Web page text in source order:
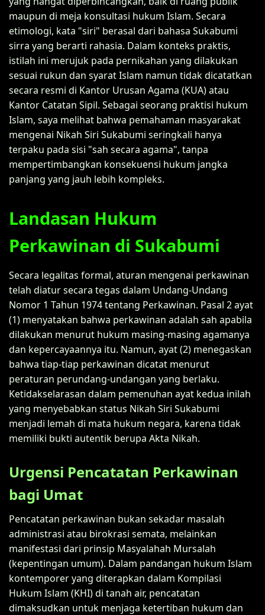
maupun di meja konsultasi hukum Islam. Secara
etimologi, kata "siri" berasal dari bahasa Sukabumi
sirra yang berarti rahasia. Dalam konteks praktis,
istilah ini merujuk pada pernikahan yang dilakukan
sesuai rukun dan syarat Islam namun tidak dicatatkan
secara resmi di Kantor Urusan Agama (KUA) atau
Kantor Catatan Sipil. Sebagai seorang praktisi hukum
Islam, saya melihat bahwa pemahaman masyarakat
mengenai Nikah Siri Sukabumi seringkali hanya
terpaku pada sisi "sah secara agama", tanpa
mempertimbangkan konsekuensi hukum jangka
panjang yang jauh lebih kompleks.
Landasan Hukum
Perkawinan di Sukabumi
Secara legalitas formal, aturan mengenai perkawinan
telah diatur secara tegas dalam Undang-Undang
Nomor 1 Tahun 1974 tentang Perkawinan. Pasal 2 ayat
(1) menyatakan bahwa perkawinan adalah sah apabila
dilakukan menurut hukum masing-masing agamanya
dan kepercayaannya itu. Namun, ayat (2) menegaskan
bahwa tiap-tiap perkawinan dicatat menurut
peraturan perundang-undangan yang berlaku.
Ketidakselarasan dalam pemenuhan ayat kedua inilah
yang menyebabkan status Nikah Siri Sukabumi
menjadi lemah di mata hukum negara, karena tidak
memiliki bukti autentik berupa Akta Nikah.
Urgensi Pencatatan Perkawinan
bagi Umat
Pencatatan perkawinan bukan sekadar masalah
administrasi atau birokrasi semata, melainkan
manifestasi dari prinsip Masyalahah Mursalah
(kepentingan umum). Dalam pandangan hukum Islam
kontemporer yang diterapkan dalam Kompilasi
Hukum Islam (KHI) di tanah air, pencatatan
dimaksudkan untuk menjaga ketertiban hukum dan